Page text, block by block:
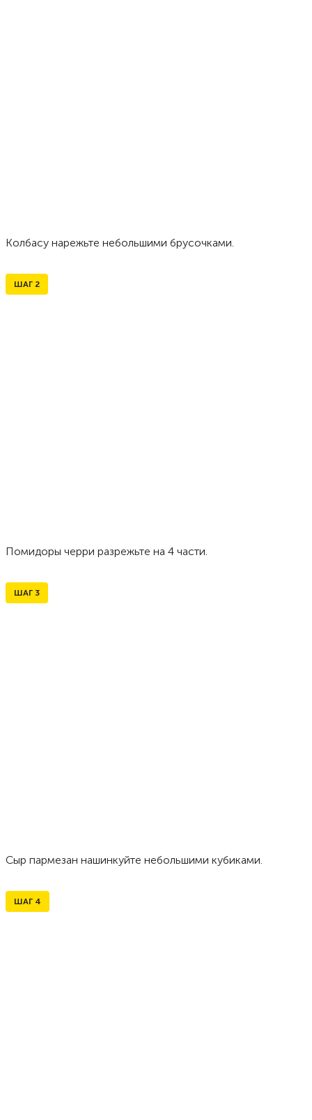
Колбасу нарежьте небольшими брусочками.
ШАГ 2
Помидоры черри разрежьте на 4 части.
ШАГ 3
Сыр пармезан нашинкуйте небольшими кубиками.
ШАГ 4